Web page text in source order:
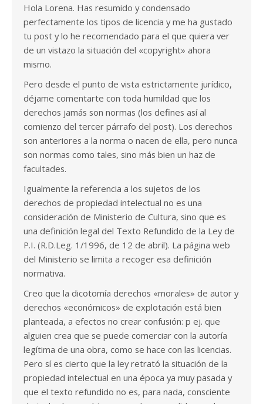
Hola Lorena. Has resumido y condensado
perfectamente los tipos de licencia y me ha gustado
tu post y lo he recomendado para el que quiera ver
de un vistazo la situación del «copyright» ahora
mismo.
Pero desde el punto de vista estrictamente jurídico,
déjame comentarte con toda humildad que los
derechos jamás son normas (los defines así al
comienzo del tercer párrafo del post). Los derechos
son anteriores a la norma o nacen de ella, pero nunca
son normas como tales, sino más bien un haz de
facultades.
Igualmente la referencia a los sujetos de los
derechos de propiedad intelectual no es una
consideración de Ministerio de Cultura, sino que es
una definición legal del Texto Refundido de la Ley de
P.I. (R.D.Leg. 1/1996, de 12 de abril). La página web
del Ministerio se limita a recoger esa definición
normativa.
Creo que la dicotomía derechos «morales» de autor y
derechos «económicos» de explotación está bien
planteada, a efectos no crear confusión: p ej. que
alguien crea que se puede comerciar con la autoría
legítima de una obra, como se hace con las licencias.
Pero sí es cierto que la ley retrató la situación de la
propiedad intelectual en una época ya muy pasada y
que el texto refundido no es, para nada, consciente